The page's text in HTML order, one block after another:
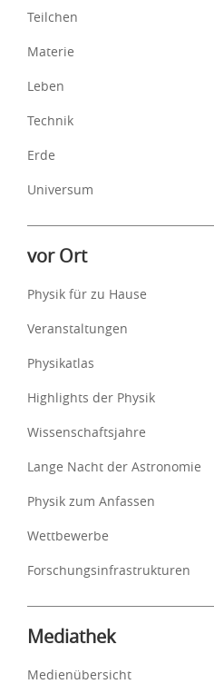
Teilchen
Materie
Leben
Technik
Erde
Universum
vor Ort
Physik für zu Hause
Veranstaltungen
Physikatlas
Highlights der Physik
Wissenschaftsjahre
Lange Nacht der Astronomie
Physik zum Anfassen
Wettbewerbe
Forschungsinfrastrukturen
Mediathek
Medienübersicht